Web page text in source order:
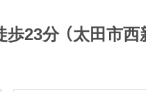
23分 （太田市西